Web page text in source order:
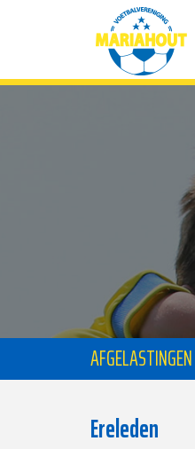
Ereleden